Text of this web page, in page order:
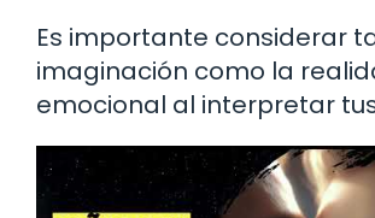
Es importante considerar
imaginación como la
emocional al interpretar